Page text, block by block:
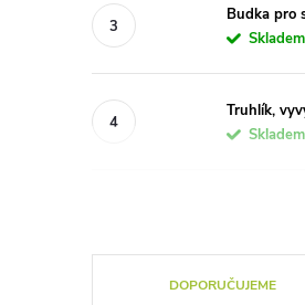
Budka pro
Skladem
Truhlík,
Skladem
DOPORUČUJEME